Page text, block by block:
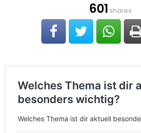
601 shares